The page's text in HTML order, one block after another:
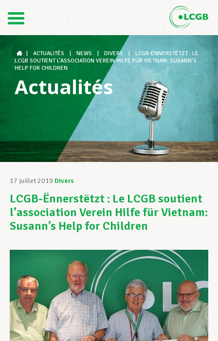
DE
Le LCGB
Structures syndicales
Assistance au Travail
Vos droits
Développement professionnel
Devenir Membre
ACTUALITÉS NEWS DIVERS
LCGB-ËNNERSTËTZT : LE
LCGB SOUTIENT L’ASSOCIATION VEREIN HILFE FÜR VIETNAM: SUSANN’S
HELP FOR CHILDREN
Actualités
17 juillet 2019 Divers
LCGB-Ënnerstëtzt : Le LCGB soutient
l’association Verein Hilfe für Vietnam:
Susann’s Help for Children